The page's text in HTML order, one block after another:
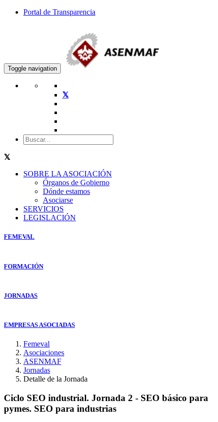
Portal de Transparencia
Toggle navigation
SOBRE LA ASOCIACIÓN
Órganos de Gobierno
Dónde estamos
Asociarse
SERVICIOS
LEGISLACIÓN
FEMEVAL
FORMACIÓN
JORNADAS
EMPRESAS ASOCIADAS
Femeval
Asociaciones
ASENMAF
Jornadas
Detalle de la Jornada
Ciclo SEO industrial. Jornada 2 - SEO básico para
pymes. SEO para industrias